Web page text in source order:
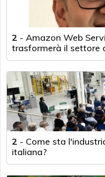
2 - Amazon Web
trasformerà il settore
2 - Come sta
italiana?